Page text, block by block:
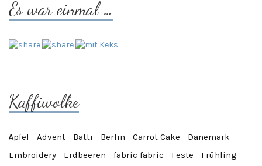
Es war einmal …
Kaffiwolke
Äpfel Advent Batti Berlin Carrot Cake
Dänemark
Embroidery
Erdbeeren fabric fabric Feste
Frühling